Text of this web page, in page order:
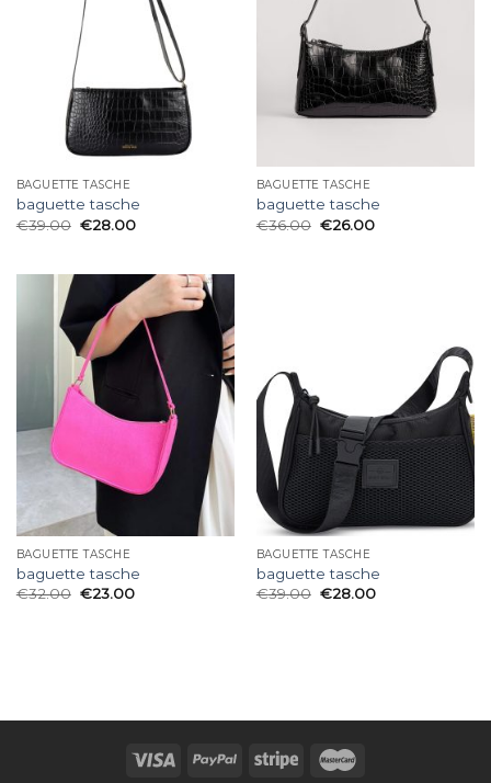
BAGUETTE TASCHE
baguette tasche
€39.00 €28.00
BAGUETTE TASCHE
baguette tasche
€36.00 €26.00
BAGUETTE TASCHE
baguette tasche
€32.00 €23.00
BAGUETTE TASCHE
baguette tasche
€39.00 €28.00